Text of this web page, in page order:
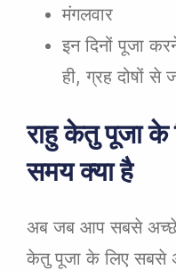
मंगलवार
इन दिनों पूजा
ही, ग्रह दोषों से
राहु केतु पूजा
समय क्या है
अब जब आप सबसे अच्छे
केतु पूजा के लिए सबसे